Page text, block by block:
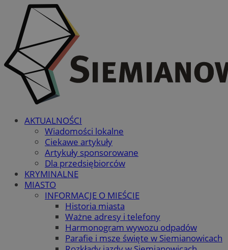
AKTUALNOŚCI
Wiadomości lokalne
Ciekawe artykuły
Artykuły sponsorowane
Dla przedsiębiorców
KRYMINALNE
MIASTO
INFORMACJE O MIEŚCIE
Historia miasta
Ważne adresy i telefony
Harmonogram wywozu odpadów
Parafie i msze święte w Siemianowicach